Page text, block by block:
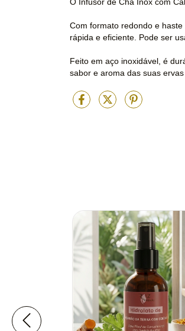
Com formato redondo e
rápida e eficiente. Pode ser
Feito em aço inoxidável, é
sabor e aroma das suas